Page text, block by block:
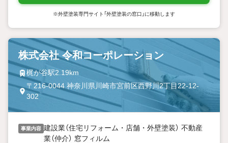
※外壁塗装専門サイト「外壁塗装の窓口」に移動します
株式会社 令和コーポレーション
梶が谷駅2.19km
〒216-0044 神奈川県川崎市宮前区西野川2丁目22-12-
302
事業内容 建設業（住宅リフォーム・店舗・外壁塗装） 不動産
業（仲介） 窓フィルム